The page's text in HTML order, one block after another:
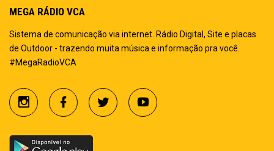
MEGA RÁDIO VCA
Sistema de comunicação via internet. Rádio Digital, Site e placas
de Outdoor - trazendo muita música e informação pra você.
#MegaRadioVCA